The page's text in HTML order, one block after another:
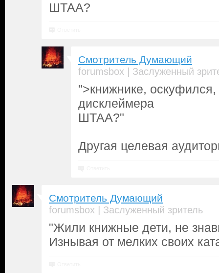
ШТАА?
Смотритель Думающий
forumsbox | Заслуженный
">книжнике,
дисклеймера
ШТАА?"
Другая целевая
Смотритель Думающий
forumsbox | Заслуженный зритель
"Жили книжные дети, не
Изнывая от мелких своих